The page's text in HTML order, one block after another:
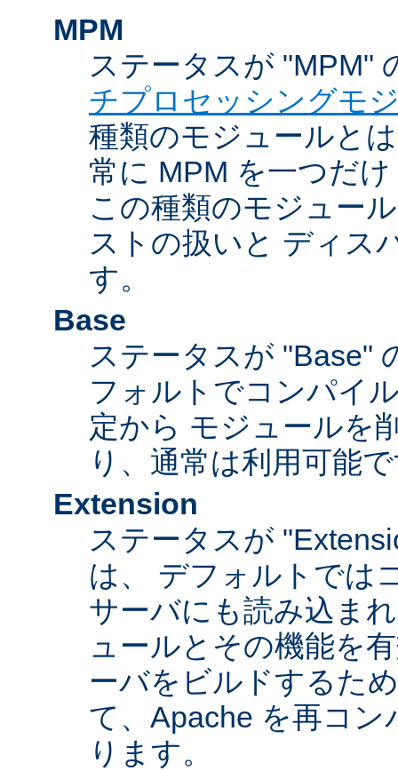
MPM
ステータスが "MPM"
チプロセッシングモ
種類のモジュールと
常に MPM を一つだ
この種類のモジュー
ストの扱いと ディス
す。
Base
ステータスが "Base"
フォルトでコンパイ
定から モジュールを
り、通常は利用可能
Extension
ステータスが
は、 デフォルトでは
サーバにも読み込ま
ュールとその機能を
ーバをビルドするた
て、Apache を再コ
ります。